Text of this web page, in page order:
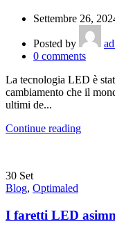
Settembre 26,
Posted by
0 comments
La tecnologia LED è
cambiamento che il
ultimi de...
Continue reading
30 Set
Blog, Optimaled
I faretti LED